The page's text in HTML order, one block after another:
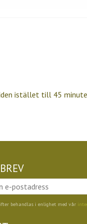
istället till 45
behandlas i enlighet med vår